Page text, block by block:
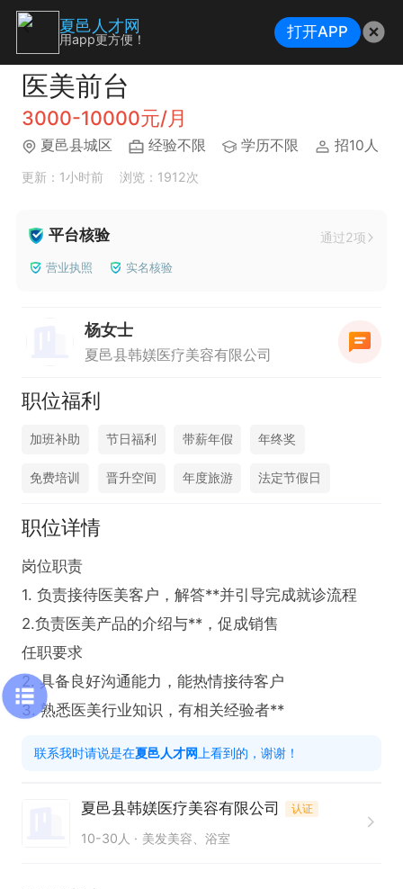
医美前台
3000-10000元/月
夏邑县城区 经验不限 学历不限 招10人
更新：1小时前 浏览：1912次
平台核验 通过2项
营业执照 实名核验
杨女士
夏邑县韩媄医疗美容有限公司
职位福利
加班补助 节日福利 带薪年假 年终奖
免费培训 晋升空间 年度旅游 法定节假日
职位详情
岗位职责
1. 负责接待医美客户，解答**并引导完成就诊流程
2.负责医美产品的介绍与**，促成销售
任职要求
2. 具备良好沟通能力，能热情接待客户
3. 熟悉医美行业知识，有相关经验者**
联系我时请说是在夏邑人才网 上看到的，谢谢！
夏邑县韩媄医疗美容有限公司 认证
10-30人 美发美容、浴室
夏邑人才网
用app更方便！ 打开APP